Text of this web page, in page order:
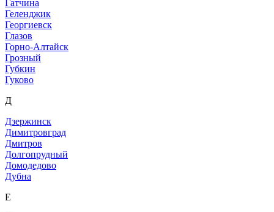
Гатчина
Геленджик
Георгиевск
Глазов
Горно-Алтайск
Грозный
Губкин
Гуково
Д
Дзержинск
Димитровград
Дмитров
Долгопрудный
Домодедово
Дубна
Е